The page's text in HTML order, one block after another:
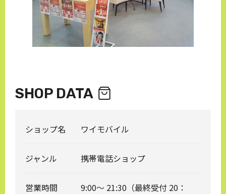
SHOP DATA
ショップ名 ワイモバイル
ジャンル 携帯電話ショップ
営業時間
9:00～ 21:30（最終受付 20：